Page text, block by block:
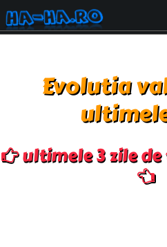
Evolutia
ultimele 3 zile